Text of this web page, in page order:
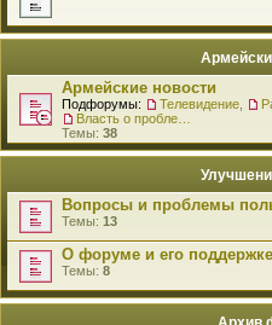
Армейские новости
Подфорумы: Телевидение
Темы: 38
Вопросы и проблемы
Темы: 13
О форуме и его поддержке
Темы: 8